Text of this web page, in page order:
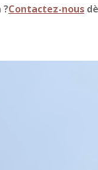
?Contactez-nous